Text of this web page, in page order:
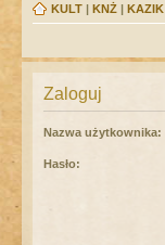
KULT | KNŻ | KAZIK
Zaloguj
Nazwa użytkownika:
Hasło: